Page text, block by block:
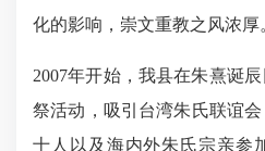
化的影响，崇文重教之风浓厚
2007年开始，我县在朱熹诞
祭活动，吸引台湾朱氏联谊
十人以及海内外朱氏宗亲参